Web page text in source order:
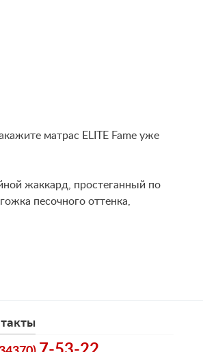
матрас ELITE Fame уже
жаккард, простеганный по
песочного оттенка,